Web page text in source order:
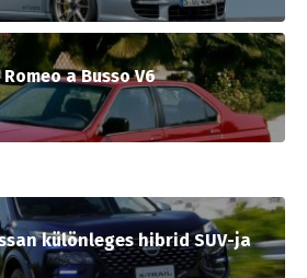
a Busso V6
különleges hibrid SUV-ja